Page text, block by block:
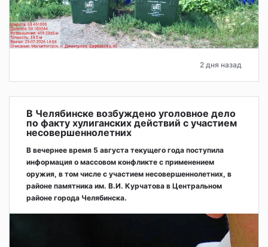
2 дня назад
В Челябинске возбуждено уголовное дело
по факту хулиганских действий с участием
несовершеннолетних
В вечернее время 5 августа текущего года поступила
информация о массовом конфликте с применением
оружия, в том числе с участием несовершеннолетних, в
районе памятника им. В.И. Курчатова в Центральном
районе города Челябинска.